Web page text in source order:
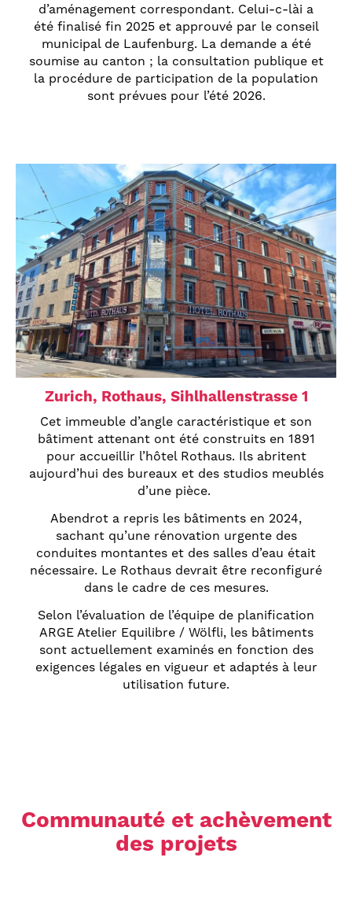
d’aménagement correspondant. Celui-c-lài a
été finalisé fin 2025 et approuvé par le conseil
municipal de Laufenburg. La demande a été
soumise au canton ; la consultation publique et
la procédure de participation de la population
sont prévues pour l’été 2026.
Zurich, Rothaus, Sihlhallenstrasse 1
Cet immeuble d’angle caractéristique et son
bâtiment attenant ont été construits en 1891
pour accueillir l’hôtel Rothaus. Ils abritent
aujourd’hui des bureaux et des studios meublés
d’une pièce.
Abendrot a repris les bâtiments en 2024,
sachant qu’une rénovation urgente des
conduites montantes et des salles d’eau était
nécessaire. Le Rothaus devrait être reconfiguré
dans le cadre de ces mesures.
Selon l’évaluation de l’équipe de planification
ARGE Atelier Equilibre / Wölfli, les bâtiments
sont actuellement examinés en fonction des
exigences légales en vigueur et adaptés à leur
utilisation future.
Communauté et achèvement
des projets